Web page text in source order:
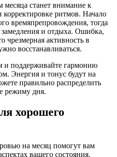
станет внимание к
ритмов. Начало
времяпрепровождения, тогда
замедления и отдыха. Ошибка,
чрезмерная активность в
восстанавливаться.
и поддерживайте гармонию
Энергия и тонус будут на
правильно распределить
режиму дня.
хорошего
на месяц помогут вам
вашего состояния.